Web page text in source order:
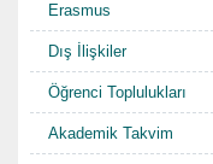
Erasmus
Dış İlişkiler
Öğrenci Toplulukları
Akademik Takvim